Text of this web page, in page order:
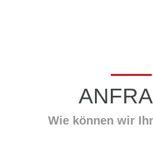
Wie können wir